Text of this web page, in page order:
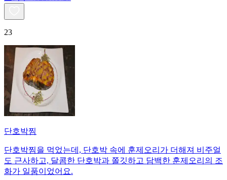
23
단호박찜
단호박찜을 먹었는데, 단호박 속에 훈제오리가 더해져 비주얼
도 근사하고, 달콤한 단호박과 쫄깃하고 담백한 훈제오리의 조
화가 일품이었어요.